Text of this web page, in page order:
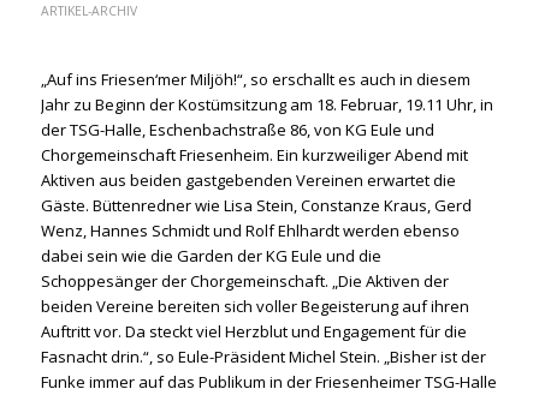
ARTIKEL-ARCHIV
„Auf ins Friesen‘mer Miljöh!“, so erschallt es auch in diesem
Jahr zu Beginn der Kostümsitzung am 18. Februar, 19.11 Uhr, in
der TSG-Halle, Eschenbachstraße 86, von KG Eule und
Chorgemeinschaft Friesenheim. Ein kurzweiliger Abend mit
Aktiven aus beiden gastgebenden Vereinen erwartet die
Gäste. Büttenredner wie Lisa Stein, Constanze Kraus, Gerd
Wenz, Hannes Schmidt und Rolf Ehlhardt werden ebenso
dabei sein wie die Garden der KG Eule und die
Schoppesänger der Chorgemeinschaft. „Die Aktiven der
beiden Vereine bereiten sich voller Begeisterung auf ihren
Auftritt vor. Da steckt viel Herzblut und Engagement für die
Fasnacht drin.“, so Eule-Präsident Michel Stein. „Bisher ist der
Funke immer auf das Publikum in der Friesenheimer TSG-Halle